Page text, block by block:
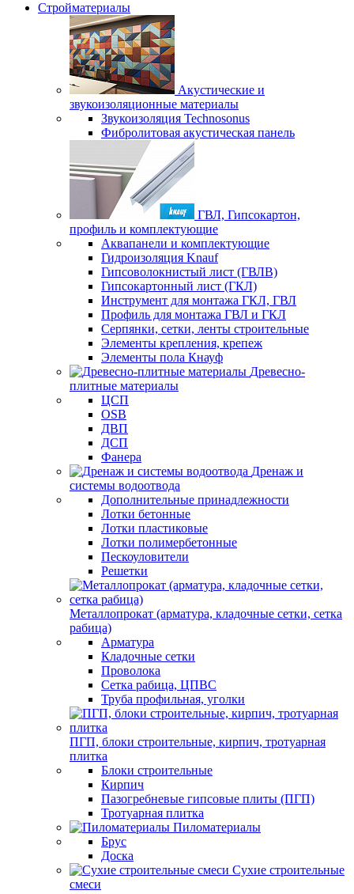
Стройматериалы
Акустические и
звукоизоляционные материалы
Звукоизоляция Technosonus
Фибролитовая акустическая панель
ГВЛ, Гипсокартон,
профиль и комплектующие
Аквапанели и комплектующие
Гидроизоляция Knauf
Гипсоволокнистый лист (ГВЛВ)
Гипсокартонный лист (ГКЛ)
Инструмент для монтажа ГКЛ, ГВЛ
Профиль для монтажа ГВЛ и ГКЛ
Серпянки, сетки, ленты строительные
Элементы крепления, крепеж
Элементы пола Кнауф
Древесно-
плитные материалы
ЦСП
OSB
ДВП
ДСП
Фанера
Дренаж и
системы водоотвода
Дополнительные принадлежности
Лотки бетонные
Лотки пластиковые
Лотки полимербетонные
Пескоуловители
Решетки
Металлопрокат (арматура, кладочные сетки, сетка
рабица)
Арматура
Кладочные сетки
Проволока
Сетка рабица, ЦПВС
Труба профильная, уголки
ПГП, блоки строительные, кирпич, тротуарная
плитка
Блоки строительные
Кирпич
Пазогребневые гипсовые плиты (ПГП)
Тротуарная плитка
Пиломатериалы
Брус
Доска
Сухие строительные
смеси